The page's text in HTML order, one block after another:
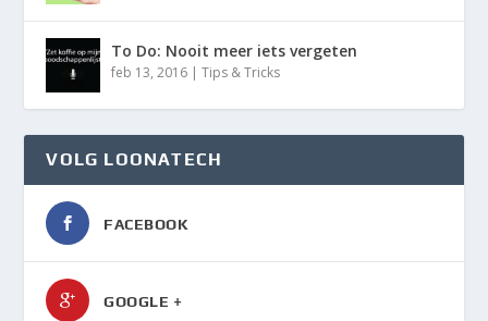
To Do: Nooit meer iets vergeten
feb 13, 2016 |Tips & Tricks
VOLG LOONATECH
FACEBOOK
GOOGLE +